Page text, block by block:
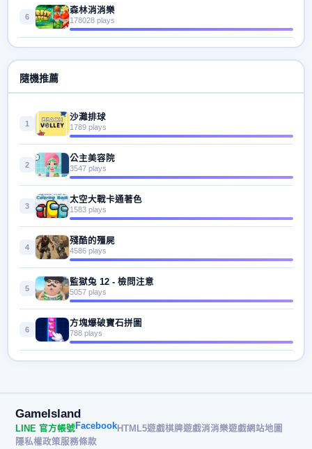
6
森林消消樂
178028 plays
隨機推薦
1
沙灘排球
1789 plays
2
公主美容院
3547 plays
3
太空大戰卡通著色
1583 plays
4
殘酷的殭屍
4586 plays
5
監獄兔 12 - 檢問注意
5057 plays
6
方塊爆破寶石拼圖
788 plays
GameIsland
LINE 官方帳號FacebookHTML5遊戲棋牌遊戲消消樂遊戲網站地圖
隱私權政策服務條款